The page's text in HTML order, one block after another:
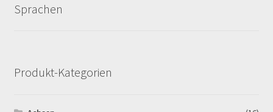
Log In
MALCOR PITCROSS / DIRTBIKE
Sprachen
Produkt-Kategorien